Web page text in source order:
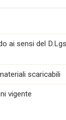
ai sensi del
scaricabili
vigente